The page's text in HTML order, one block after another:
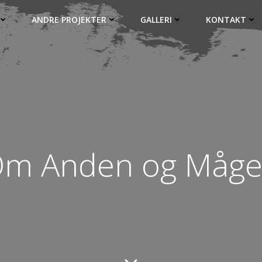
ANDRE PROJEKTER GALLERI KONTAKT
Anden og